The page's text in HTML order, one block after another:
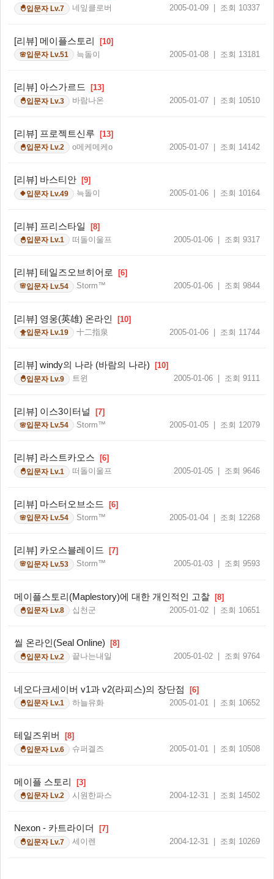
🐣입문자 Lv.7 네잎클로버 2005-01-09 | 조회 10337
[리뷰] 메이플스토리 [10]
🌸입문자 Lv.51 늑돌이 2005-01-08 | 조회 13181
[리뷰] 아스가르드 [13]
🐣입문자 Lv.3 바람나온 2005-01-07 | 조회 10510
[리뷰] 프로젝트신루 [13]
🐣입문자 Lv.2 o메케메케o 2005-01-07 | 조회 14142
[리뷰] 바스티안 [9]
🍀입문자 Lv.49 늑돌이 2005-01-06 | 조회 10164
[리뷰] 프리스타일 [8]
🐣입문자 Lv.1 떠돌이울프 2005-01-06 | 조회 9317
[리뷰] 테일즈오브히어로 [6]
🌸입문자 Lv.54 Storm™ 2005-01-06 | 조회 9844
[리뷰] 영웅(英雄) 온라인 [10]
🐥입문자 Lv.19 十二指泉 2005-01-06 | 조회 11744
[리뷰] windy의 나라 (바람의 나라) [10]
🐣입문자 Lv.9 트윈 2005-01-06 | 조회 9111
[리뷰] 이스3이터널 [7]
🌸입문자 Lv.54 Storm™ 2005-01-05 | 조회 12079
[리뷰] 라스트카오스 [6]
🐣입문자 Lv.1 떠돌이울프 2005-01-05 | 조회 9646
[리뷰] 마스터오브소드 [6]
🌸입문자 Lv.54 Storm™ 2005-01-04 | 조회 12268
[리뷰] 카오스블레이드 [7]
🌸입문자 Lv.53 Storm™ 2005-01-03 | 조회 9593
메이플스토리(Maplestory)에 대한 개인적인 고찰 [8]
🐣입문자 Lv.8 십천군 2005-01-02 | 조회 10651
씰 온라인(Seal Online) [8]
🐣입문자 Lv.2 끝나는내일 2005-01-02 | 조회 9764
네오다크세이버 v1과 v2(라피스)의 장단점 [6]
🐣입문자 Lv.1 하늘유화 2005-01-01 | 조회 10652
테일즈위버 [8]
🐣입문자 Lv.6 슈퍼겔즈 2005-01-01 | 조회 10508
메이플 스토리 [3]
🐣입문자 Lv.2 시원한파스 2004-12-31 | 조회 14502
Nexon - 카트라이더 [7]
🐣입문자 Lv.7 세이렌 2004-12-31 | 조회 10269